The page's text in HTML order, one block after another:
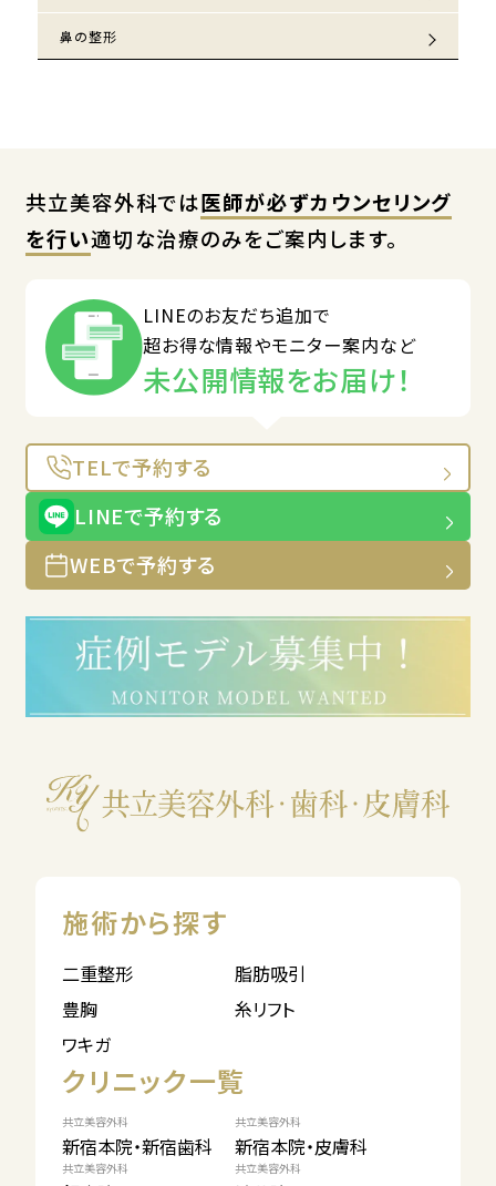
鼻の整形
共立美容外科では医師が必ずカウンセリング
を行い適切な治療のみをご案内します。
LINEのお友だち追加で
超お得な情報やモニター案内など
未公開情報をお届け！
TELで予約する
LINEで予約する
WEBで予約する
施術から探す
二重整形
脂肪吸引
豊胸
糸リフト
ワキガ
クリニック一覧
共立美容外科
新宿本院・新宿歯科
共立美容外科
新宿本院・皮膚科
共立美容外科 共立美容外科